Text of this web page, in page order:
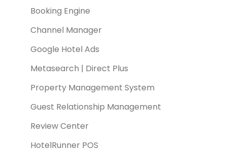
Booking Engine
Channel Manager
Google Hotel Ads
Metasearch | Direct Plus
Property Management System
Guest Relationship Management
Review Center
HotelRunner POS